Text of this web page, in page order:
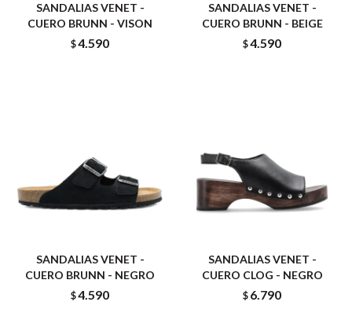
SANDALIAS VENET -
CUERO BRUNN - VISON
$4.590
SANDALIAS VENET -
CUERO BRUNN - BEIGE
$4.590
SANDALIAS VENET -
CUERO BRUNN - NEGRO
$4.590
SANDALIAS VENET -
CUERO CLOG - NEGRO
$6.790